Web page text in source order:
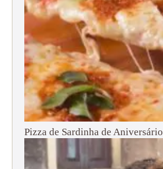
Pizza de Sardinha de Aniversário